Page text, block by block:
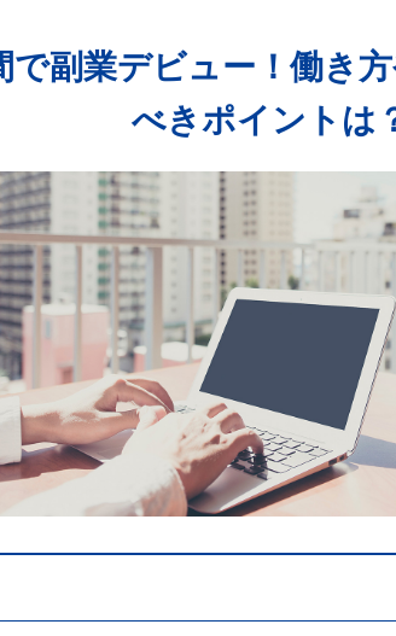
で副業デビュー！働き
べきポイントは